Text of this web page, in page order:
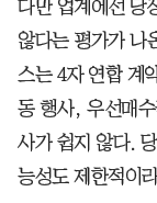
다만 업계에선 당
않다는 평가가
스는 4자 연합 계
동 행사, 우선매
사가 쉽지 않다.
능성도 제한적이